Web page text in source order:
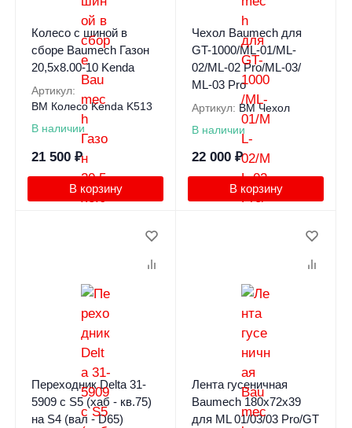
Колесо с шиной в
сборе Baumech Газон
20,5x8.00-10 Kenda
Артикул:
BM Колесо Kenda K513
В наличии
21 500 ₽
В корзину
Чехол Baumech для
GT-1000/ML-01/ML-
02/ML-02 Pro/ML-03/
ML-03 Pro
Артикул: BM Чехол
В наличии
22 000 ₽
В корзину
Переходник Delta 31-
5909 с S5 (хаб - кв.75)
на S4 (вал - D65)
Лента гусеничная
Baumech 180х72х39
для ML 01/03/03 Pro/GT